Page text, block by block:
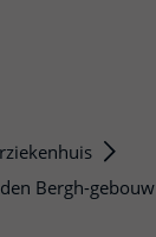
Bergh-gebouw